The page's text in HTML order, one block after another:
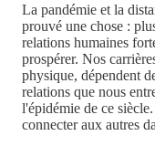
La pandémie et la
prouvé une chose :
relations humaines
prospérer. Nos
physique, dépendent
relations que nous
l'épidémie de ce
connecter aux autres